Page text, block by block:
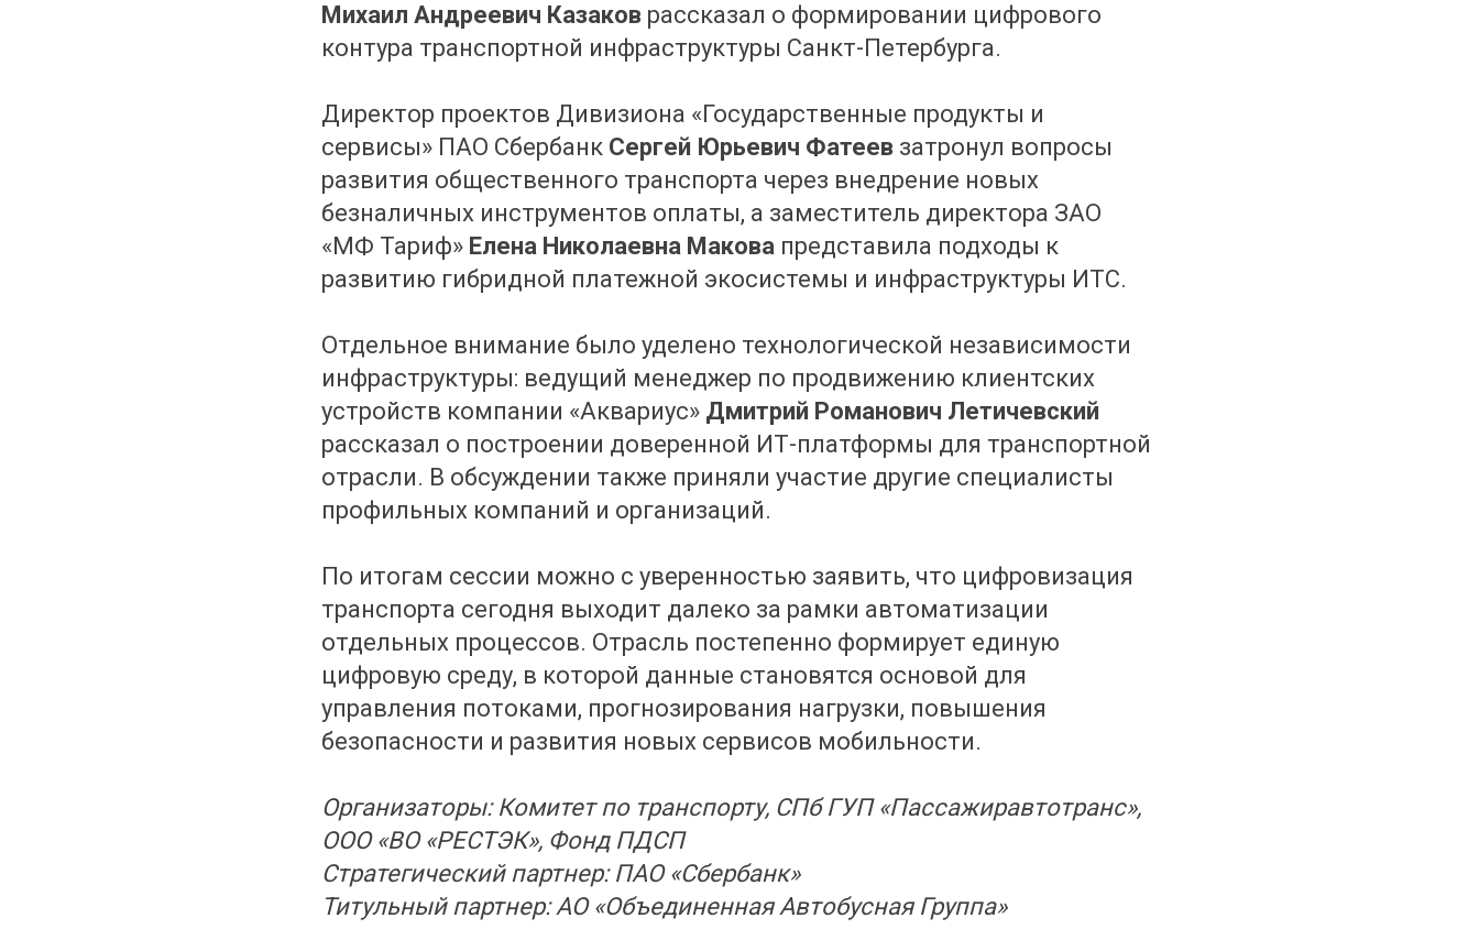
Михаил Андреевич Казаков рассказал о формировании цифрового
контура транспортной инфраструктуры Санкт-Петербурга.
Директор проектов Дивизиона «Государственные продукты и
сервисы» ПАО Сбербанк Сергей Юрьевич Фатеев затронул вопросы
развития общественного транспорта через внедрение новых
безналичных инструментов оплаты, а заместитель директора ЗАО
«МФ Тариф» Елена Николаевна Макова представила подходы к
развитию гибридной платежной экосистемы и инфраструктуры ИТС.
Отдельное внимание было уделено технологической независимости
инфраструктуры: ведущий менеджер по продвижению клиентских
устройств компании «Аквариус» Дмитрий Романович Летичевский
рассказал о построении доверенной ИТ-платформы для транспортной
отрасли. В обсуждении также приняли участие другие специалисты
профильных компаний и организаций.
По итогам сессии можно с уверенностью заявить, что цифровизация
транспорта сегодня выходит далеко за рамки автоматизации
отдельных процессов. Отрасль постепенно формирует единую
цифровую среду, в которой данные становятся основой для
управления потоками, прогнозирования нагрузки, повышения
безопасности и развития новых сервисов мобильности.
Организаторы: Комитет по транспорту, СПб ГУП «Пассажиравтотранс»,
ООО «ВО «РЕСТЭК», Фонд ПДСП
Стратегический партнер: ПАО «Сбербанк»
Титульный партнер: АО «Объединенная Автобусная Группа»